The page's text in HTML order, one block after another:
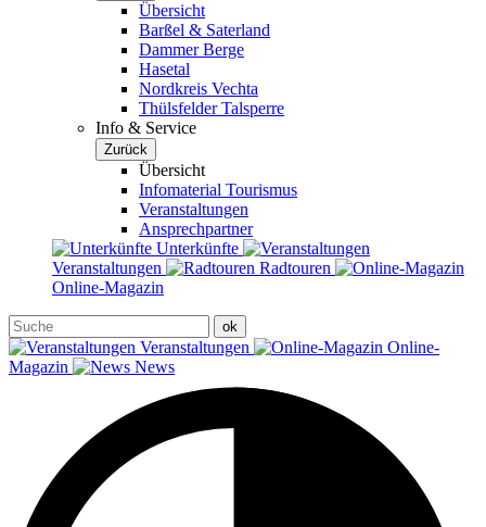
Übersicht
Barßel & Saterland
Dammer Berge
Hasetal
Nordkreis Vechta
Thülsfelder Talsperre
Info & Service
Zurück
Übersicht
Infomaterial Tourismus
Veranstaltungen
Ansprechpartner
Unterkünfte
Veranstaltungen
Radtouren
Online-Magazin
Veranstaltungen
Online-
Magazin
News